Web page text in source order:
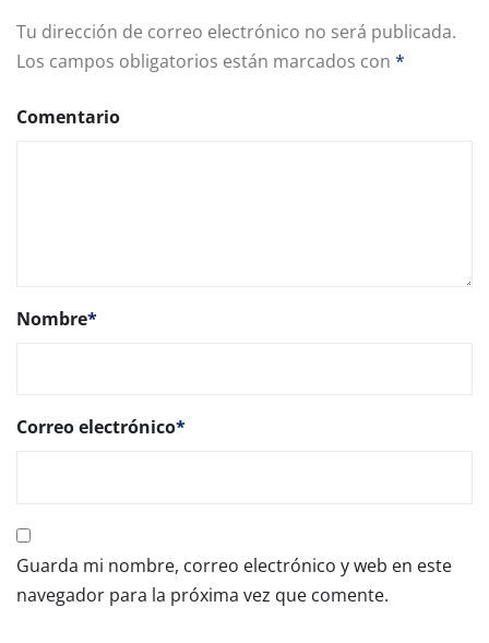
Tu dirección de correo electrónico no será publicada.
Los campos obligatorios están marcados con *
Comentario
Nombre*
Correo electrónico*
Guarda mi nombre, correo electrónico y web en este
navegador para la próxima vez que comente.